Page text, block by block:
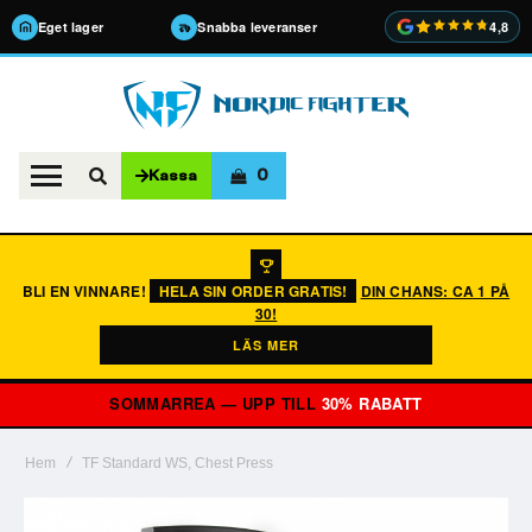
Eget lager Snabba leveranser 4,8
Kassa 0
BLI EN VINNARE! HELA SIN ORDER GRATIS!
DIN CHANS: CA 1 PÅ
30!
LÄS MER
SOMMARREA — UPP TILL 30% RABATT
Hem TF Standard WS, Chest Press